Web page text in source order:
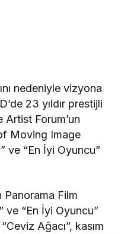
nedeniyle vizyona
23 yıldır prestijli
Artist Forum’un
Moving Image
ve “En İyi Oyuncu”
Panorama Film
ve “En İyi Oyuncu”
Ağacı”, kasım